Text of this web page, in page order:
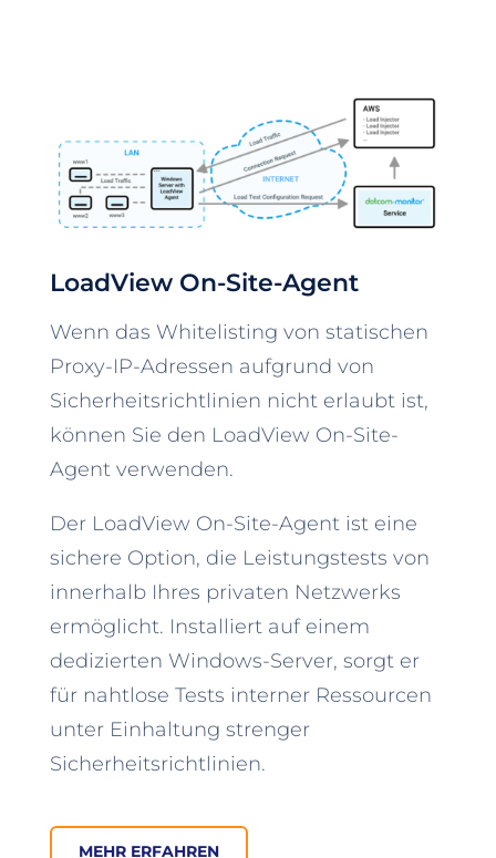
LoadView On-Site-Agent
Wenn das Whitelisting von statischen
Proxy-IP-Adressen aufgrund von
Sicherheitsrichtlinien nicht erlaubt ist,
können Sie den LoadView On-Site-
Agent verwenden.
Der LoadView On-Site-Agent ist eine
sichere Option, die Leistungstests von
innerhalb Ihres privaten Netzwerks
ermöglicht. Installiert auf einem
dedizierten Windows-Server, sorgt er
für nahtlose Tests interner Ressourcen
unter Einhaltung strenger
Sicherheitsrichtlinien.
MEHR ERFAHREN